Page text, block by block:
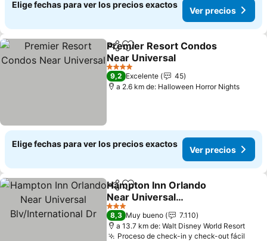
Elige fechas para ver los precios exactos
Ver precios
CompartirAgregar a favoritos
Premier Resort Condos
Near Universal
Ver precios
4 Estrellas
9,2 Excelente
45
a 2.6 km de: Halloween Horror Nights
Elige fechas para ver los precios exactos
Ver precios
CompartirAgregar a favoritos
Hampton Inn Orlando
Near Universal
Blv/International Dr
Ver precios
3 Estrellas
8,3 Muy bueno
7.110
a 13.7 km de: Walt Disney World Resort
Proceso de check-in y check-out fácil